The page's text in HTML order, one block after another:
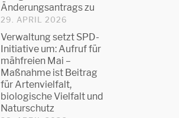
Änderungsantrags zu
29. APRIL 2026
Verwaltung setzt SPD-
Initiative um: Aufruf für
mähfreien Mai –
Maßnahme ist Beitrag
für Artenvielfalt,
biologische Vielfalt und
Naturschutz